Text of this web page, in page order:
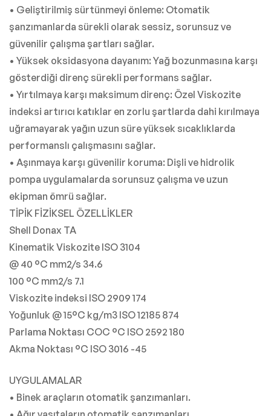
• Geliştirilmiş sürtünmeyi önleme: Otomatik
şanzımanlarda sürekli olarak sessiz, sorunsuz ve
güvenilir çalışma şartları sağlar.
• Yüksek oksidasyona dayanım: Yağ bozunmasına karşı
gösterdiği direnç sürekli performans sağlar.
• Yırtılmaya karşı maksimum direnç: Özel Viskozite
indeksi artırıcı katıklar en zorlu şartlarda dahi kırılmaya
uğramayarak yağın uzun süre yüksek sıcaklıklarda
performanslı çalışmasını sağlar.
• Aşınmaya karşı güvenilir koruma: Dişli ve hidrolik
pompa uygulamalarda sorunsuz çalışma ve uzun
ekipman ömrü sağlar.
TİPİK FİZİKSEL ÖZELLİKLER
Shell Donax TA
Kinematik Viskozite ISO 3104
@ 40 °C mm2/s 34.6
100 °C mm2/s 7.1
Viskozite indeksi ISO 2909 174
Yoğunluk @ 15°C kg/m3 ISO 12185 874
Parlama Noktası COC °C ISO 2592 180
Akma Noktası °C ISO 3016 -45
UYGULAMALAR
• Binek araçların otomatik şanzımanları.